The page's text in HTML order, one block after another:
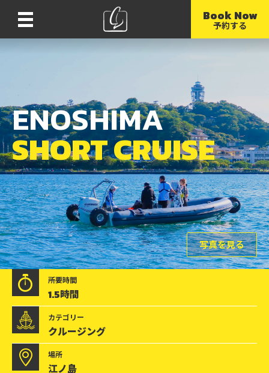
Menu
Book Now
予約する
ENOSHIMA
SHORT CRUISE
写真を見る
所要時間
1.5時間
カテゴリー
クルージング
場所
江ノ島